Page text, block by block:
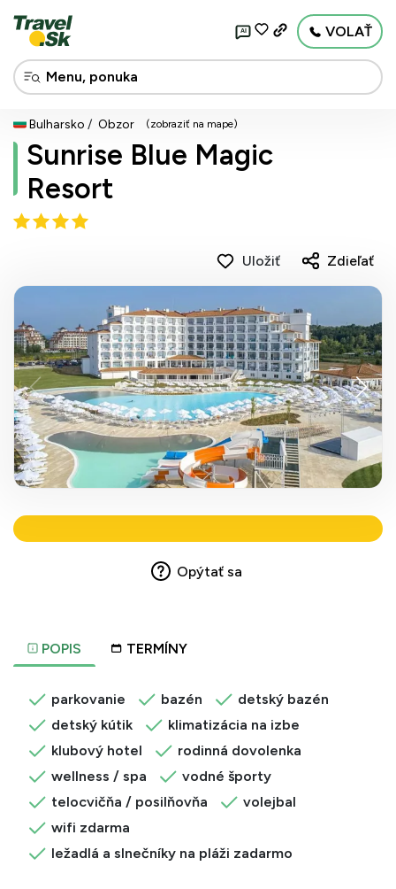
AI VOLAŤ
Bulharsko Obzor (zobraziť na mape)
Sunrise Blue Magic
Resort
Uložiť Zdieľať
POPIS TERMÍNY
parkovanie bazén
detský bazén
detský kútik
klimatizácia na izbe
klubový hotel
rodinná dovolenka
wellness / spa
vodné športy
telocvičňa / posilňovňa
volejbal
wifi zdarma
ležadlá a slnečníky na pláži zadarmo
Opýtať sa